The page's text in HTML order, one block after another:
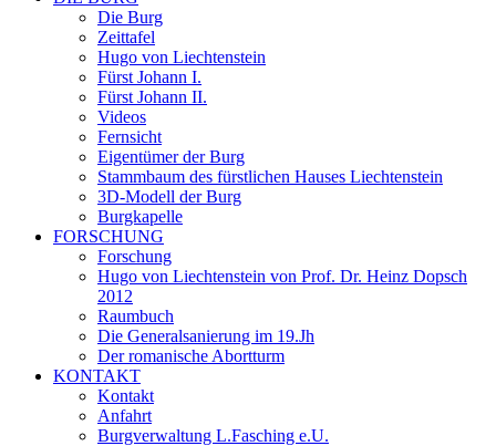
Die Burg
Zeittafel
Hugo von Liechtenstein
Fürst Johann I.
Fürst Johann II.
Videos
Fernsicht
Eigentümer der Burg
Stammbaum des fürstlichen Hauses Liechtenstein
3D-Modell der Burg
Burgkapelle
FORSCHUNG
Forschung
Hugo von Liechtenstein von Prof. Dr. Heinz Dopsch
2012
Raumbuch
Die Generalsanierung im 19.Jh
Der romanische Abortturm
KONTAKT
Kontakt
Anfahrt
Burgverwaltung L.Fasching e.U.